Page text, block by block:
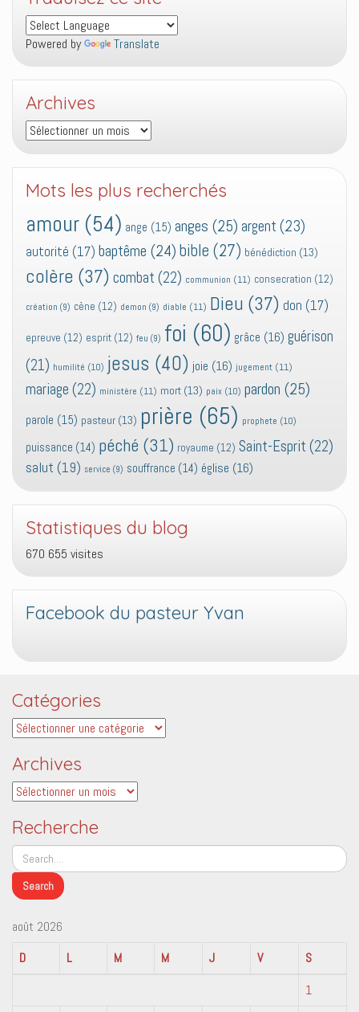
Powered by Translate
Archives
Archives
Mots les plus recherchés
amour (54) ange (15) anges (25) argent (23)
autorité (17) baptême (24) bible (27) bénédiction (13)
colère (37) combat (22) communion (11) consecration (12)
création (9) cène (12) demon (9) diable (11) Dieu (37) don (17)
epreuve (12) esprit (12) feu (9) foi (60) grâce (16) guérison
(21) humilité (10) jesus (40) joie (16) jugement (11)
mariage (22) ministère (11) mort (13) paix (10) pardon (25)
parole (15) pasteur (13) prière (65) prophete (10)
puissance (14) péché (31) royaume (12) Saint-Esprit (22)
salut (19) service (9) souffrance (14) église (16)
Statistiques du blog
670 655 visites
Facebook du pasteur Yvan
Catégories
Catégories
Archives
Archives
Recherche
août 2026
D
L M M J V
S
1